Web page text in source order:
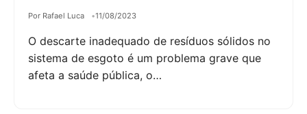
Por Rafael Luca 11/08/2023
O descarte inadequado de resíduos sólidos no
sistema de esgoto é um problema grave que
afeta a saúde pública, o…